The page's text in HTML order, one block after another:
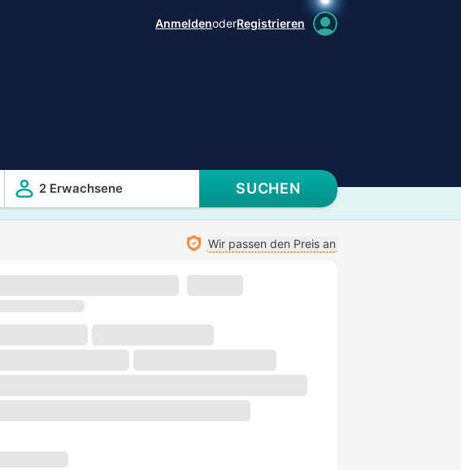
AnmeldenoderRegistrieren
2 Erwachsene SUCHEN
Wir passen den Preis an